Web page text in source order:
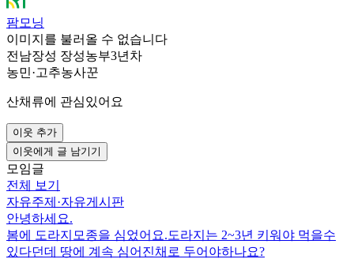
팜모닝
이미지를 불러올 수 없습니다
전남장성 장성농부3년차
농민·고추농사꾼
산채류에 관심있어요
이웃 추가
이웃에게 글 남기기
모임글
전체 보기
자유주제 ·자유게시판
안녕하세요.
봄에 도라지모종을 심었어요.도라지는 2~3년 키워야 먹을수
있다던데 땅에 계속 심어진채로 두어야하나요?